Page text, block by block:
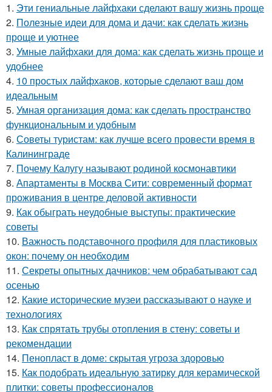
1. Эти гениальные лайфхаки сделают вашу жизнь проще
2. Полезные идеи для дома и дачи: как сделать жизнь
проще и уютнее
3. Умные лайфхаки для дома: как сделать жизнь проще и
удобнее
4. 10 простых лайфхаков, которые сделают ваш дом
идеальным
5. Умная организация дома: как сделать пространство
функциональным и удобным
6. Советы туристам: как лучше всего провести время в
Калининграде
7. Почему Калугу называют родиной космонавтики
8. Апартаменты в Москва Сити: современный формат
проживания в центре деловой активности
9. Как обыграть неудобные выступы: практические
советы
10. Важность подставочного профиля для пластиковых
окон: почему он необходим
11. Секреты опытных дачников: чем обрабатывают сад
осенью
12. Какие исторические музеи рассказывают о науке и
технологиях
13. Как спрятать трубы отопления в стену: советы и
рекомендации
14. Пенопласт в доме: скрытая угроза здоровью
15. Как подобрать идеальную затирку для керамической
плитки: советы профессионалов